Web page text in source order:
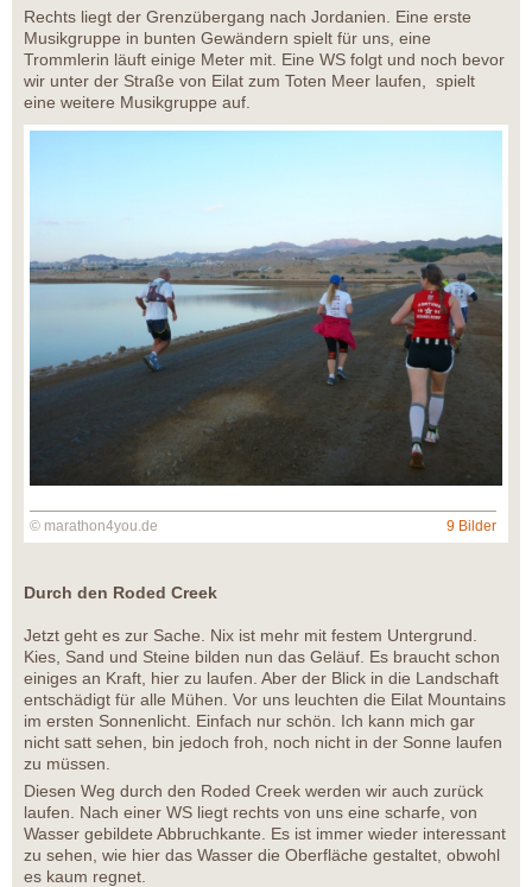
Rechts liegt der Grenzübergang nach Jordanien. Eine erste
Musikgruppe in bunten Gewändern spielt für uns, eine
Trommlerin läuft einige Meter mit. Eine WS folgt und noch bevor
wir unter der Straße von Eilat zum Toten Meer laufen, spielt
eine weitere Musikgruppe auf.
© marathon4you.de 9 Bilder
Durch den Roded Creek
Jetzt geht es zur Sache. Nix ist mehr mit festem Untergrund.
Kies, Sand und Steine bilden nun das Geläuf. Es braucht schon
einiges an Kraft, hier zu laufen. Aber der Blick in die Landschaft
entschädigt für alle Mühen. Vor uns leuchten die Eilat Mountains
im ersten Sonnenlicht. Einfach nur schön. Ich kann mich gar
nicht satt sehen, bin jedoch froh, noch nicht in der Sonne laufen
zu müssen.
Diesen Weg durch den Roded Creek werden wir auch zurück
laufen. Nach einer WS liegt rechts von uns eine scharfe, von
Wasser gebildete Abbruchkante. Es ist immer wieder interessant
zu sehen, wie hier das Wasser die Oberfläche gestaltet, obwohl
es kaum regnet.